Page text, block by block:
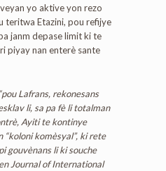
yo aktive yon rezo
teritwa Etazini, pou refijye
janm depase limit ki te
piyay nan enterè sante
“pou Lafrans, rekonesans
li, sa pa fè li totalman
Ayiti te kontinye
“koloni komèsyal”, ki rete
gouvènans li ki souche
Journal of International